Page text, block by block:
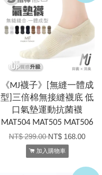
《MJ襪子》[無縫一體成
型]三倍棉無接縫襪底 低
口氣墊運動抗菌襪
MAT504 MAT505 MAT506
NT$ 299.00NT$ 168.00
加入購物車